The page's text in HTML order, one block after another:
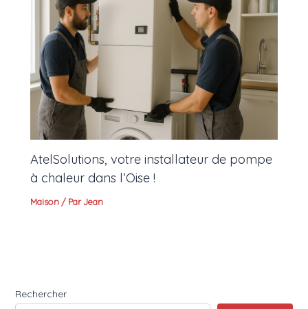
AtelSolutions, votre installateur de pompe
à chaleur dans l’Oise !
Maison / ParJean
Rechercher